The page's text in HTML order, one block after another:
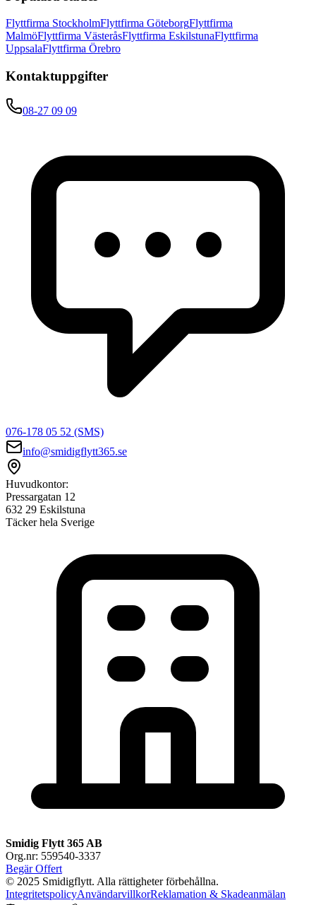
Flyttfirma StockholmFlyttfirma GöteborgFlyttfirma
MalmöFlyttfirma VästeråsFlyttfirma EskilstunaFlyttfirma
UppsalaFlyttfirma Örebro
Kontaktuppgifter
08-27 09 09
076-178 05 52 (SMS)
info@smidigflytt365.se
Huvudkontor:
Pressargatan 12
632 29 Eskilstuna
Täcker hela Sverige
Smidig Flytt 365 AB
Org.nr: 559540-3337
Begär Offert
© 2025 Smidigflytt. Alla rättigheter förbehållna.
IntegritetspolicyAnvändarvillkorReklamation & Skadeanmälan